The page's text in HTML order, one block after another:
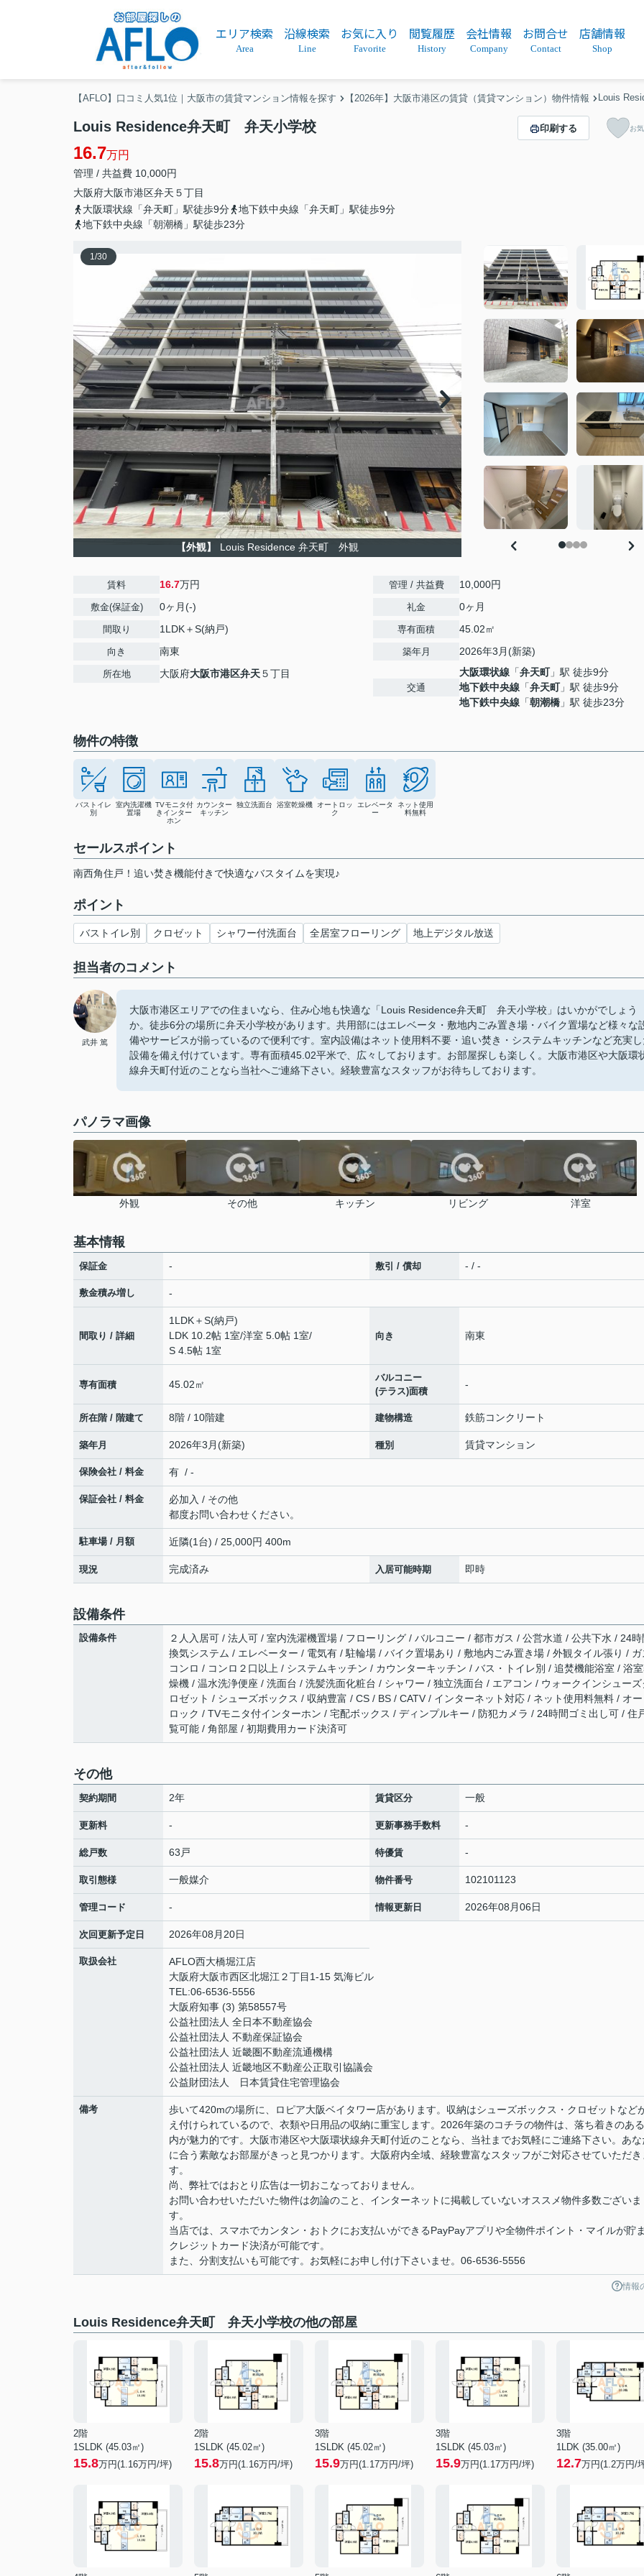
エリア検索
Area
沿線検索
Line
お気に入り
Favorite
閲覧履歴
History
会社情報
Company
お問合せ
Contact
店舗情報
Shop
【AFLO】口コミ人気1位｜大阪市の賃貸マンション情報を探す 【2026年】大阪市港区の賃貸（賃貸マンション）物件情報 Louis
Louis Residence弁天町 弁天小学校
16.7万円
管理 / 共益費 10,000円
大阪府大阪市港区弁天 ５丁目
大阪環状線「弁天町」駅徒歩9分
地下鉄中央線「弁天町」駅徒歩9分
地下鉄中央線「朝潮橋」駅徒歩23分
印刷する お
1/30
【外観】 Louis Residence 弁天町 外観
賃料 16.7万円
敷金(保証金) 0ヶ月(-)
間取り 1LDK＋S(納戸)
向き 南東
所在地 大阪府大阪市港区弁天５丁目
管理 / 共益費 10,000円
礼金 0ヶ月
専有面積 45.02㎡
築年月 2026年3月(新築)
交通
大阪環状線 「弁天町」駅 徒歩9分
地下鉄中央線 「弁天町」駅 徒歩9分
地下鉄中央線 「朝潮橋 」駅 徒歩23分
物件の特徴
バストイレ
別
室内洗濯機
置場
TVモニタ付
きインター
ホン
カウンター
キッチン
独立洗面台 浴室乾燥機
オートロッ
ク
エレベータ
ー
ネット使用
料無料
セールスポイント
南西角住戸！追い焚き機能付きで快適なバスタイムを実現♪
ポイント
バストイレ別 クロゼット シャワー付洗面台 全居室フローリング 地上デジタル放送
担当者のコメント
武井 篤
大阪市港区エリアでの住まいなら、住み心地も快適な「Louis Residence弁天町 弁天小学校」はいかがでしょう
か。徒歩6分の場所に弁天小学校があります。共用部にはエレベータ・敷地内ごみ置き場・バイク置場など様々な
備やサービスが揃っているので便利です。室内設備はネット使用料不要・追い焚き・システムキッチンなど充実し
設備を備え付けています。専有面積45.02平米で、広々しております。お部屋探しも楽しく。大阪市港区や大阪環
線弁天町付近のことなら当社へご連絡下さい。経験豊富なスタッフがお待ちしております。
パノラマ画像
外観 その他 キッチン リビング 洋室
基本情報
保証金 - 敷引 / 償却 - / -
敷金積み増し -
間取り / 詳細
1LDK＋S(納戸)
LDK 10.2帖 1室/洋室 5.0帖 1室/
S 4.5帖 1室
向き 南東
専有面積 45.02㎡
バルコニー
(テラス)面積
-
所在階 / 階建て 8階 / 10階建 建物構造 鉄筋コンクリート
築年月 2026年3月(新築) 種別 賃貸マンション
保険会社 / 料金 有 / -
保証会社 / 料金
必加入 / その他
都度お問い合わせください。
駐車場 / 月額 近隣(1台) / 25,000円 400m
現況 完成済み 入居可能時期 即時
設備条件
設備条件
２人入居可 / 法人可 / 室内洗濯機置場 / フローリング / バルコニー / 都市ガス / 公営水道 / 公共下水 / 24時
換気システム / エレベーター / 電気有 / 駐輪場 / バイク置場あり / 敷地内ごみ置き場 / 外観タイル張り / ガ
コンロ / コンロ２口以上 / システムキッチン / カウンターキッチン / バス・トイレ別 / 追焚機能浴室 / 浴
燥機 / 温水洗浄便座 / 洗面台 / 洗髪洗面化粧台 / シャワー / 独立洗面台 / エアコン / ウォークインシューズ
ロゼット / シューズボックス / 収納豊富 / CS / BS / CATV / インターネット対応 / ネット使用料無料 / オー
ロック / TVモニタ付インターホン / 宅配ボックス / ディンプルキー / 防犯カメラ / 24時間ゴミ出し可 / 住
覧可能 / 角部屋 / 初期費用カード決済可
その他
契約期間 2年 賃貸区分 一般
更新料 - 更新事務手数料 -
総戸数 63戸 特優賃 -
取引態様 一般媒介 物件番号 102101123
管理コード - 情報更新日 2026年08月06日
次回更新予定日 2026年08月20日
取扱会社
AFLO西大橋堀江店
大阪府大阪市西区北堀江２丁目1-15 気海ビル
TEL:06-6536-5556
大阪府知事 (3) 第58557号
公益社団法人 全日本不動産協会
公益社団法人 不動産保証協会
公益社団法人 近畿圏不動産流通機構
公益社団法人 近畿地区不動産公正取引協議会
公益財団法人 日本賃貸住宅管理協会
備考
歩いて420mの場所に、ロピア大阪ベイタワー店があります。収納はシューズボックス・クロゼットなど
え付けられているので、衣類や日用品の収納に重宝します。2026年築のコチラの物件は、落ち着きのあ
内が魅力的です。大阪市港区や大阪環状線弁天町付近のことなら、当社までお気軽にご連絡下さい。あな
に合う素敵なお部屋がきっと見つかります。大阪府内全域、経験豊富なスタッフがご対応させていただき
す。
尚、弊社ではおとり広告は一切おこなっておりません。
お問い合わせいただいた物件は勿論のこと、インターネットに掲載していないオススメ物件多数ございま
す。
当店では、スマホでカンタン・おトクにお支払いができるPayPayアプリや全物件ポイント・マイルが貯
クレジットカード決済が可能です。
また、分割支払いも可能です。お気軽にお申し付け下さいませ。06-6536-5556
情報
Louis Residence弁天町 弁天小学校の他の部屋
2階
1SLDK (45.03㎡)
15.8万円(1.16万円/坪)
2階
1SLDK (45.02㎡)
15.8万円(1.16万円/坪)
3階
1SLDK (45.02㎡)
15.9万円(1.17万円/坪)
3階
1SLDK (45.03㎡)
15.9万円(1.17万円/坪)
3階
1LDK (35.00㎡)
12.7万円(1.2万円/